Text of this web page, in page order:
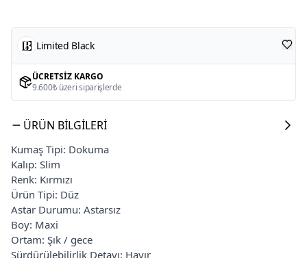
Limited Black
ÜCRETSIZ KARGO
9.600₺ üzeri siparişlerde
ÜRÜN BILGILERI
Kumaş Tipi: Dokuma
Kalıp: Slim
Renk: Kırmızı
Ürün Tipi: Düz
Astar Durumu: Astarsız
Boy: Maxi
Ortam: Şık / gece
Sürdürülebilirlik Detayı: Hayır